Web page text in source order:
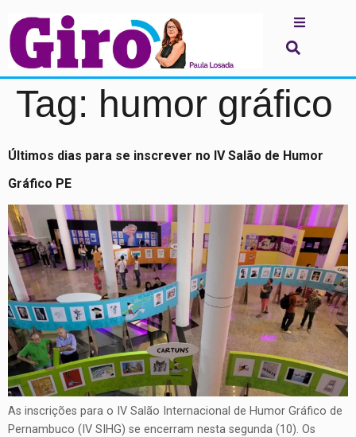
Tag: humor gráfico
Últimos dias para se inscrever no IV Salão de Humor
Gráfico PE
As inscrições para o IV Salão Internacional de Humor Gráfico de
Pernambuco (IV SIHG) se encerram nesta segunda (10). Os